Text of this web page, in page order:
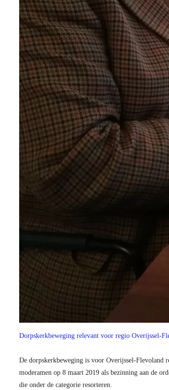
Dorpskerkbeweging relevant voor regio Overijssel-
De dorpskerkbeweging is voor Overijssel-Flevoland
moderamen op 8 maart 2019 als bezinning aan de
die onder de categorie resorteren.